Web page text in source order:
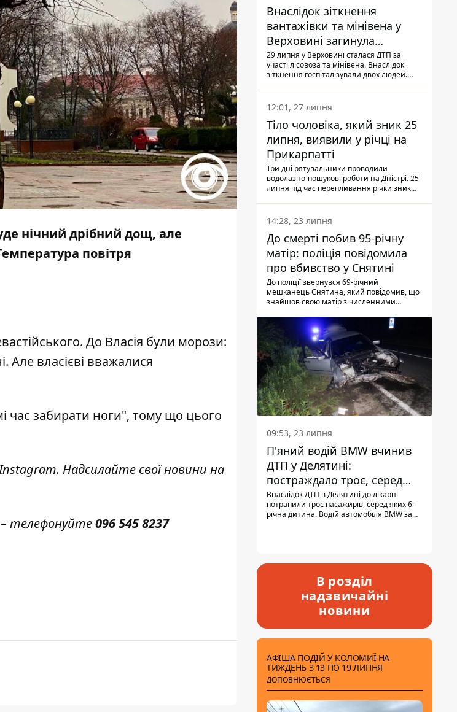
нічний дрібний дощ, але
повітря
До Власія були морози:
Але власієві вважалися
час забирати ноги", тому що цього
Надсилайте свої новини на
телефонуйте096 545 8237
Внаслідок зіткнення
вантажівки та мінівена у
Верховині загинула
пасажирка, водійка - у
лікарні
29 липня у Верховині сталася ДТП за
участі лісовоза та мінівена. Внаслідок
зіткнення госпіталізували двох людей.
Також травми отримала водійка
автомобіля.
12:01, 27 липня
Тіло чоловіка, який зник 25
липня, виявили у річці на
Прикарпатті
Три дні рятувальники проводили
водолазно-пошукові роботи на Дністрі. 25
липня під час перепливання річки зник
виявили тіло.
14:28, 23 липня
До смерті побив 95-річну
матір: поліція повідомила
про вбивство у Снятині
До поліції звернувся 69-річний
мешканець Снятина, який повідомив, що
знайшов свою матір з численними
з'ясували правоохоронці, ці травми жінці
наніс її син.
09:53, 23 липня
П'яний водій BMW вчинив
ДТП у Делятині:
постраждало троє, серед
них - дитина
Внаслідок ДТП в Делятині до лікарні
потрапили троє пасажирів, серед яких 6-
річна дитина. Водій автомобіля BMW за
В розділ
надзвичайні
новини
АФІША ПОДІЙ У КОЛОМИЇ НА
ТИЖДЕНЬ З 13 ПО 19 ЛИПНЯ
ДОПОВНЮЄТЬСЯ